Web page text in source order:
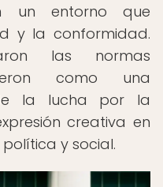
un entorno que
y la conformidad.
las normas
como una
la lucha por la
creativa en
y social.